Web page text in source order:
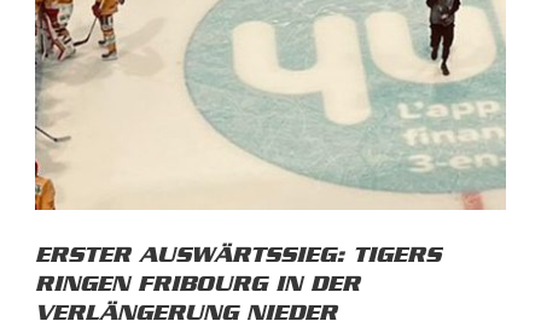
ERSTER AUSWÄRTSSIEG: TIGERS
RINGEN FRIBOURG IN DER
VERLÄNGERUNG NIEDER